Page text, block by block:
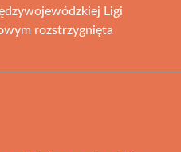
Ligi
rozstrzygnięta